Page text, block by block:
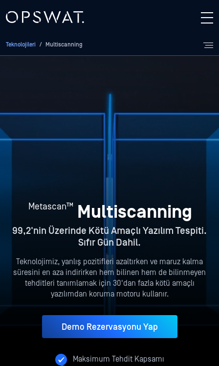
Teknolojileri / Multiscanning
Metascan™ Multiscanning
99,2'nin Üzerinde Kötü Amaçlı Yazılım Tespiti.
Sıfır Gün Dahil.
Teknolojimiz, yanlış pozitifleri azaltırken ve maruz kalma
süresini en aza indirirken hem bilinen hem de bilinmeyen
tehditleri tanımlamak için 30'dan fazla kötü amaçlı
yazılımdan koruma motoru kullanır.
Demo Rezervasyonu Yap
Maksimum Tehdit Kapsamı